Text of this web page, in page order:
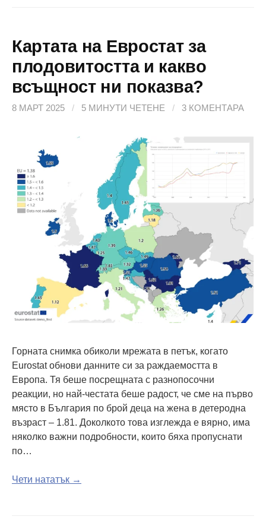
Картата на Евростат за
плодовитостта и какво
всъщност ни показва?
8 МАРТ 2025 / 5 МИНУТИ ЧЕТЕНЕ / 3 КОМЕНТАРА
Горната снимка обиколи мрежата в петък, когато
Eurostat обнови данните си за раждаемостта в
Европа. Тя беше посрещната с разнопосочни
реакции, но най-честата беше радост, че сме на първо
място в България по брой деца на жена в детеродна
възраст – 1.81. Доколкото това изглежда е вярно, има
няколко важни подробности, които бяха пропуснати
по…
Чети нататък →